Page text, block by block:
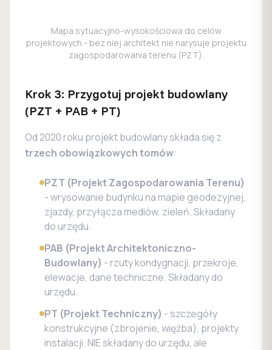
Mapa sytuacyjno-wysokościowa do celów
projektowych - bez niej architekt nie narysuje projektu
zagospodarowania terenu (PZT).
Krok 3: Przygotuj projekt budowlany
(PZT + PAB + PT)
Od 2020 roku projekt budowlany składa się z
trzech obowiązkowych tomów:
PZT (Projekt Zagospodarowania Terenu)
- wrysowanie budynku na mapie geodezyjnej,
zjazdy, przyłącza mediów, zieleń. Składany
do urzędu.
PAB (Projekt Architektoniczno-
Budowlany) - rzuty kondygnacji, przekroje,
elewacje, dane techniczne. Składany do
urzędu.
PT (Projekt Techniczny) - szczegóły
konstrukcyjne (zbrojenie, więźba), projekty
instalacji. NIE składany do urzędu, ale